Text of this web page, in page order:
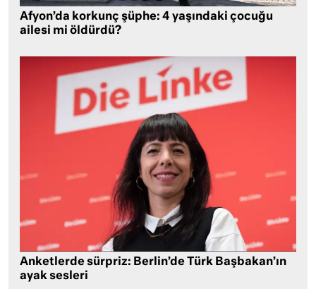
Afyon’da korkunç şüphe: 4 yaşındaki çocuğu
ailesi mi öldürdü?
Anketlerde sürpriz: Berlin’de Türk Başbakan’ın
ayak sesleri